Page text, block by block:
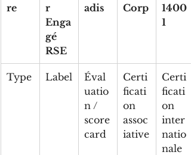
re
r
Enga
gé
RSE
adis
Corp
1400
1
Type Label
Éval
uatio
n /
score
card
Certi
ficati
on
assoc
iative
Certi
ficati
on
inter
natio
nale